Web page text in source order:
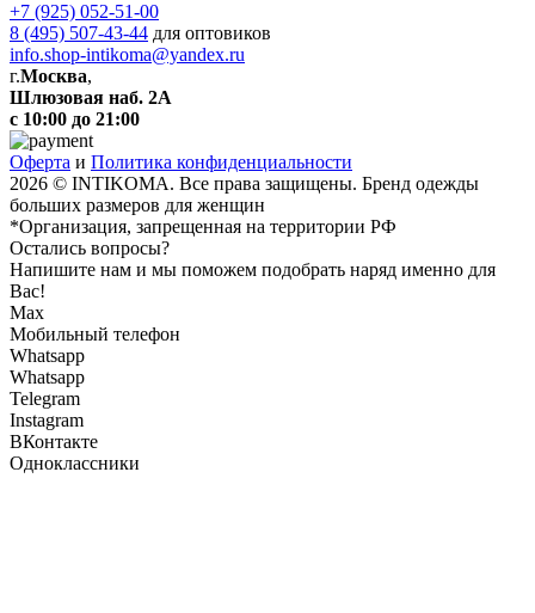
+7 (925) 052-51-00
8 (495) 507-43-44 для оптовиков
info.shop-intikoma@yandex.ru
г.Москва,
Шлюзовая наб. 2А
с 10:00 до 21:00
Оферта и Политика конфиденциальности
2026 © INTIKOMA. Все права защищены. Бренд одежды
больших размеров для женщин
*Организация, запрещенная на территории РФ
Остались вопросы?
Напишите нам и мы поможем подобрать наряд именно для
Вас!
Max
Мобильный телефон
Whatsapp
Whatsapp
Telegram
Instagram
ВКонтакте
Одноклассники